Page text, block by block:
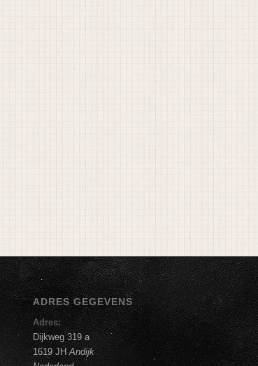
ADRES GEGEVENS
Adres:
Dijkweg 319 a
1619 JHAndijk